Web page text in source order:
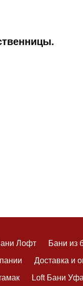
Лофт
Бани из
Доставка и
Loft Бани Уфа